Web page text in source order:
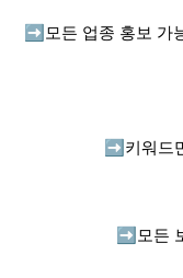
➡️ 모든 업종 홍보 가
➡️ 키워드
➡️ 모든